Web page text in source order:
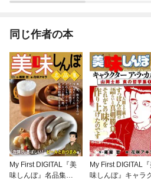
同じ作者の本
My First DIGITAL『美
味しんぼ』名品集
My First DIGITAL
味しんぼ』キャラク